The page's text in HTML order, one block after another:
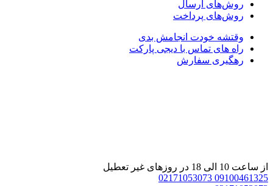
روش‌های ارسال
روش‌های پرداخت
وقتشه خودت انجامش بدی
راه های تماس با دیجی پارکت
رهگیری سفارش
از ساعت 10 الی 18 در روزهای غیر تعطیل
09100461325
02171053073